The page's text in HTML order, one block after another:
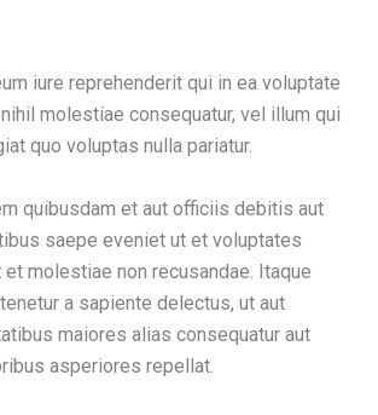
iure reprehenderit qui in ea voluptate
molestiae consequatur, vel illum qui
quo voluptas nulla pariatur.
quibusdam et aut officiis debitis aut
saepe eveniet ut et voluptates
molestiae non recusandae. Itaque
a sapiente delectus, ut aut
maiores alias consequatur aut
asperiores repellat.